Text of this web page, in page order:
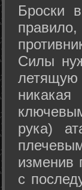
Броски
Силы
рука)
изменив
с